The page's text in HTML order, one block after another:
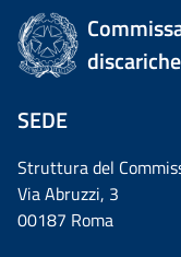
SEDE
Struttura del
Via Abruzzi, 3
00187 Roma